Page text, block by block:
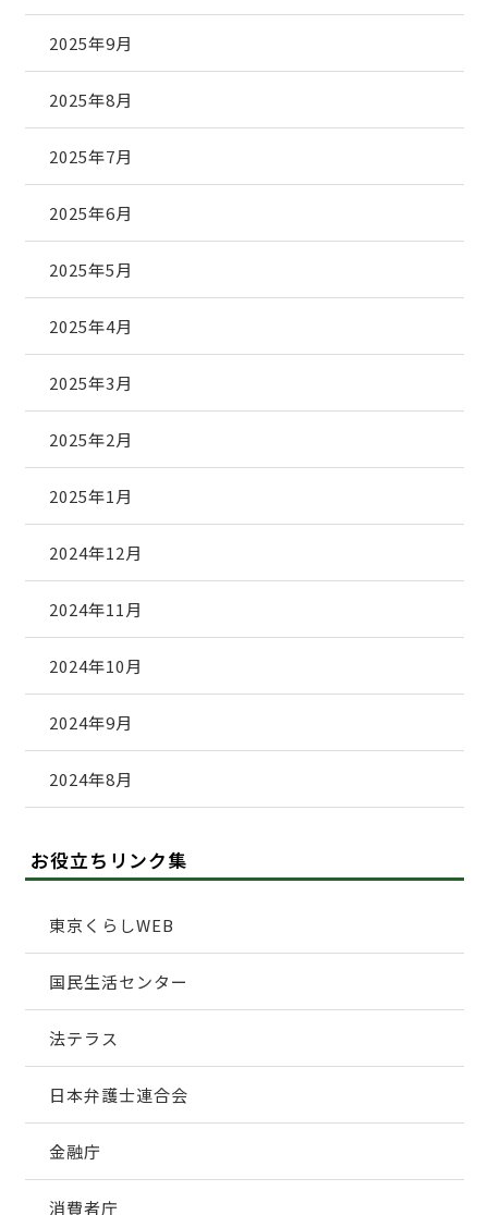
2025年9月
2025年8月
2025年7月
2025年6月
2025年5月
2025年4月
2025年3月
2025年2月
2025年1月
2024年12月
2024年11月
2024年10月
2024年9月
2024年8月
お役立ちリンク集
東京くらしWEB
国民生活センター
法テラス
日本弁護士連合会
金融庁
消費者庁